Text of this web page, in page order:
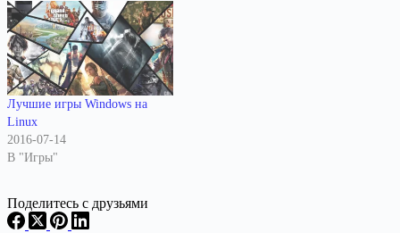
Лучшие игры Windows на
Linux
2016-07-14
В "Игры"
Поделитесь с друзьями